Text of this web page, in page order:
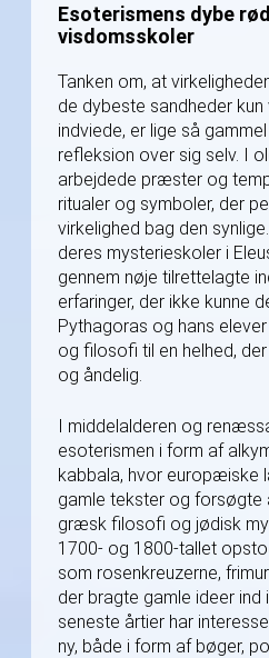
Esoterismens dybe
visdomsskoler
Tanken om, at
de dybeste sandheder
indviede, er lige så
refleksion over sig selv. I
arbejdede præster og
ritualer og symboler, der
virkelighed bag den
deres mysterieskoler i
gennem nøje tilrettelagte
erfaringer, der ikke kunne
Pythagoras og hans
og filosofi til en helhed,
og åndelig.
I middelalderen og
esoterismen i form af
kabbala, hvor europæiske
gamle tekster og forsøgte
græsk filosofi og jødisk
1700- og 1800-tallet
som rosenkreuzerne,
der bragte gamle ideer ind
seneste årtier har
ny, både i form af bøger,